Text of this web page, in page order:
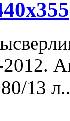
13 л..